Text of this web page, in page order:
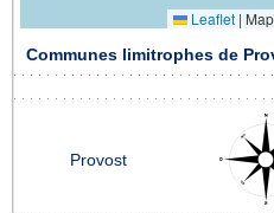
Leaflet |
Communes limitrophes de
Provost